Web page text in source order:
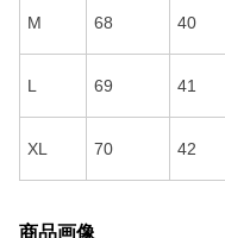
M 68 40
L 69 41
XL 70 42
商品画像